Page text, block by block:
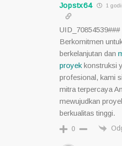
Jopstx64 1
UID_70854539###
Berkomitmen
berkelanjutan dan
proyekkonstruksi
profesional, kami
mitra terpercaya
mewujudkan
berkualitas tinggi.
0